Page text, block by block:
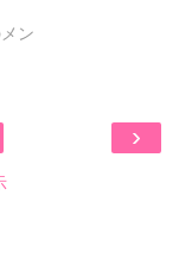
ン
›